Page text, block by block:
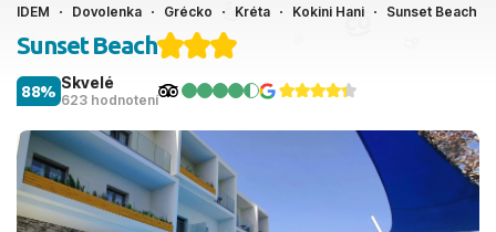
IDEM Dovolenka Grécko Kréta Kokini Hani Sunset Beach
Sunset Beach
Skvelé
623 hodnotení
88%